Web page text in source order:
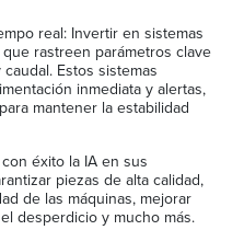
real: Invertir en sistemas
rastreen parámetros clave
Estos sistemas
inmediata y alertas,
mantener la estabilidad
éxito la IA en sus
piezas de alta calidad,
de las máquinas, mejorar
desperdicio y mucho más.